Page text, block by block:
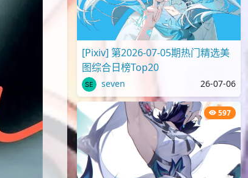
[Pixiv] 第2026-07-05期热门精选美
图综合日榜Top20
seven 26-07-06
597